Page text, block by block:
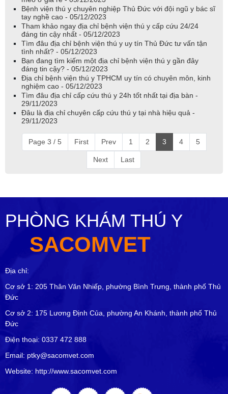
Bệnh viện thú y chuyên nghiệp Thủ Đức với đội ngũ y bác sĩ
tay nghề cao - 05/12/2023
Tham khảo ngay địa chỉ bệnh viện thú y cấp cứu 24/24
đáng tin cậy nhất - 05/12/2023
Tìm đâu địa chỉ bệnh viện thú y uy tín Thủ Đức tư vấn tận
tình nhất? - 05/12/2023
Bạn đang tìm kiếm một địa chỉ bệnh viện thú y gần đây
đáng tin cậy? - 05/12/2023
Địa chỉ bệnh viện thú y TPHCM uy tín có chuyên môn, kinh
nghiệm cao - 05/12/2023
Tìm đâu địa chỉ cấp cứu thú y 24h tốt nhất tại địa bàn -
29/11/2023
Đâu là địa chỉ chuyên cấp cứu thú y tại nhà hiệu quả -
29/11/2023
Page 3 / 5 First Prev 1 2 3 4 5
Next Last
PHÒNG KHÁM THÚ Y
SACOMVET
Địa chỉ:
Cơ sở 1: 205 Thân Văn Nhiếp, phường Bình Trưng, thành phố Thủ
Đức
Cơ sở 2: 175 Lương Định Của, phường An Khánh, thành phố Thủ
Đức
Điện thoại: 0337 472 888
Email: ptky@sacomvet.com
Website: http://www.sacomvet.com